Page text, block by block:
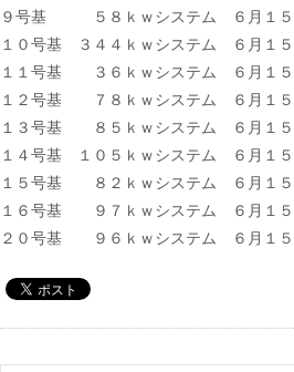
９号基 ５８ｋｗシステム ６月１
１０号基 ３４４ｋｗシステム ６
１１号基 ３６ｋｗシステム ６月１
１２号基 ７８ｋｗシステム ６月１
１３号基 ８５ｋｗシステム ６月１
１４号基 １０５ｋｗシステム ６月１
１５号基 ８２ｋｗシステム ６月１
１６号基 ９７ｋｗシステム ６月１
２０号基 ９６ｋｗシステム ６月１